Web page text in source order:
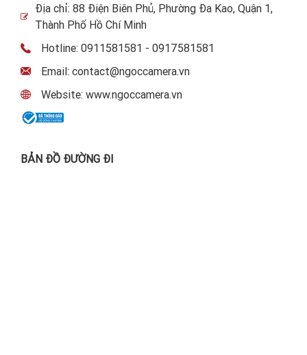
Địa chỉ: 88 Điện Biên Phủ, Phường Đa Kao, Quận 1,
Thành Phố Hồ Chí Minh
Hotline: 0911581581 - 0917581581
Email: contact@ngoccamera.vn
Website: www.ngoccamera.vn
BẢN ĐỒ ĐƯỜNG ĐI